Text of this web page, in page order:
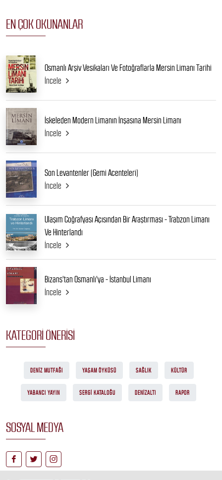
EN ÇOK OKUNANLAR
Osmanlı Arşiv Vesikaları Ve Fotoğraflarla Mersin Limanı Tarihi
İncele
İskeleden Modern Limanın İnşasına Mersin Limanı
İncele
Son Levantenler (Gemi Acenteleri)
İncele
Ulaşım Coğrafyası Açısından Bir Araştırması - Trabzon Limanı
Ve Hinterlandı
İncele
Bizans'tan Osmanlı'ya - İstanbul Limanı
İncele
KATEGORI ÖNERISI
DENIZ MUTFAĞI YAŞAM ÖYKÜSÜ SAĞLIK KÜLTÜR
YABANCI YAYIN SERGI KATALOĞU DENIZALTI RAPOR
SOSYAL MEDYA